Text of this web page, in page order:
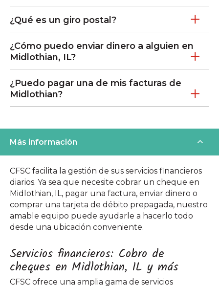
¿Qué es un giro postal?
¿Cómo puedo enviar dinero a alguien en
Midlothian, IL?
¿Puedo pagar una de mis facturas de
Midlothian?
Más información
CFSC facilita la gestión de sus servicios financieros
diarios. Ya sea que necesite cobrar un cheque en
Midlothian, IL, pagar una factura, enviar dinero o
comprar una tarjeta de débito prepagada, nuestro
amable equipo puede ayudarle a hacerlo todo
desde una ubicación conveniente.
Servicios financieros: Cobro de
cheques en Midlothian, IL y más
CFSC ofrece una amplia gama de servicios